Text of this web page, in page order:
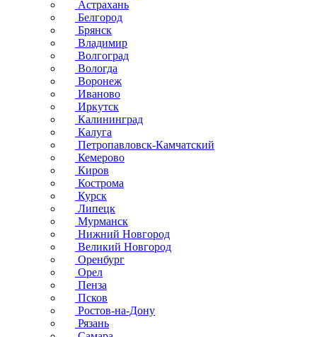
Астрахань
Белгород
Брянск
Владимир
Волгоград
Вологда
Воронеж
Иваново
Иркутск
Калининград
Калуга
Петропавловск-Камчатский
Кемерово
Киров
Кострома
Курск
Липецк
Мурманск
Нижний Новгород
Великий Новгород
Оренбург
Орел
Пенза
Псков
Ростов-на-Дону
Рязань